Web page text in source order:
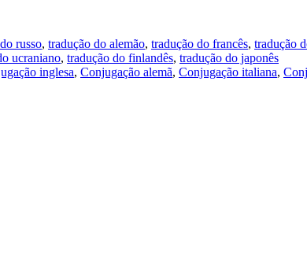
russo, tradução do alemão, tradução do francês, tradução
ucraniano, tradução do finlandês, tradução do japonês
inglesa, Conjugação alemã, Conjugação italiana,